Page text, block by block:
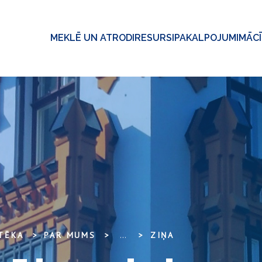
MEKLĒ UN ATRODIRESURSIPAKALPOJUMI
PAR MUMS ... ZIŅA